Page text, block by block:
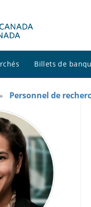
Billets de
Personnel de